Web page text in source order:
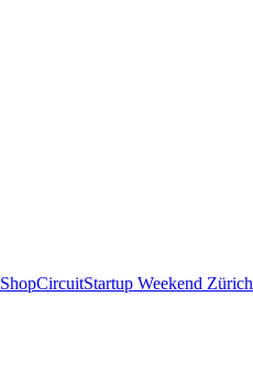
ShopCircuitStartup Weekend Zürich